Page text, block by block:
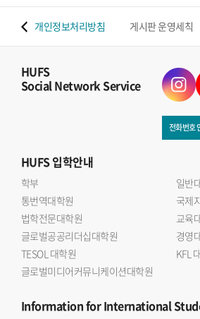
개인정보처리방침 게시판 운영세칙
HUFS
Social Network Service
전화번호
HUFS입학안내
학부
일반
통번역대학원
국제
법학전문대학원
교육
글로벌공공리더십대학원
경영
TESOL 대학원
KFL
글로벌미디어커뮤니케이션대학원
Informationfor International